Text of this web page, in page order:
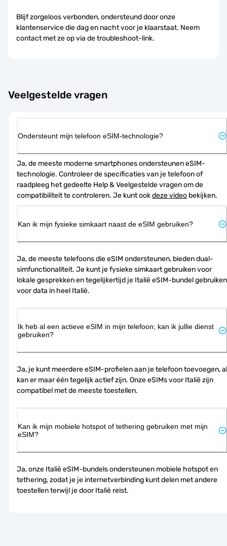
Blijf zorgeloos verbonden, ondersteund door onze
klantenservice die dag en nacht voor je klaarstaat. Neem
contact met ze op via de troubleshoot-link.
Veelgestelde vragen
Ondersteunt mijn telefoon eSIM-technologie?
Ja, de meeste moderne smartphones ondersteunen eSIM-
technologie. Controleer de specificaties van je telefoon of
raadpleeg het gedeelte Help & Veelgestelde vragen om de
compatibiliteit te controleren. Je kunt ook deze video bekijken.
Kan ik mijn fysieke simkaart naast de eSIM gebruiken?
Ja, de meeste telefoons die eSIM ondersteunen, bieden dual-
simfunctionaliteit. Je kunt je fysieke simkaart gebruiken voor
lokale gesprekken en tegelijkertijd je Italië eSIM-bundel gebruiken
voor data in heel Italië.
Ik heb al een actieve eSIM in mijn telefoon; kan ik jullie dienst
gebruiken?
Ja, je kunt meerdere eSIM-profielen aan je telefoon toevoegen, al
kan er maar één tegelijk actief zijn. Onze eSIMs voor Italië zijn
compatibel met de meeste toestellen.
Kan ik mijn mobiele hotspot of tethering gebruiken met mijn
eSIM?
Ja, onze Italië eSIM-bundels ondersteunen mobiele hotspot en
tethering, zodat je je internetverbinding kunt delen met andere
toestellen terwijl je door Italië reist.